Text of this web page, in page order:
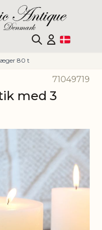
80 t
71049719
med 3